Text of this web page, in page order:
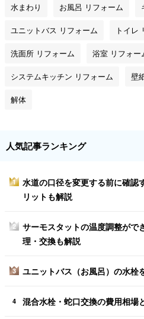
水まわり お風呂 リフォーム
ユニットバス リフォーム トイレ
洗面所 リフォーム 浴室 リフォー
システムキッチン リフォーム 壁
解体
人気記事ランキング
1
水道の口径を変更する前に確認
リットも解説
2
サーモスタットの温度調整がで
理・交換も解説
3 ユニットバス（お風呂）の水栓
4 混合水栓・蛇口交換の費用相場